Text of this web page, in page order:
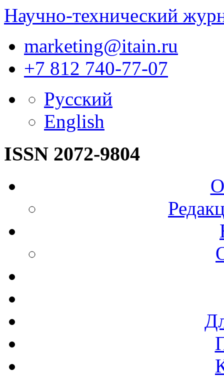
Научно-технический
marketing@itain.ru
+7 812 740-77-07
Русский
English
ISSN 2072-9804